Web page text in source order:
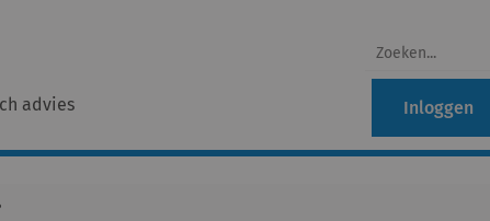
advies Inloggen